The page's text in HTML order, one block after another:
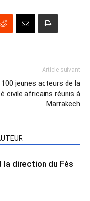
Article suivant
100 jeunes acteurs de la
civile africains réunis à
Marrakech
la direction du Fès